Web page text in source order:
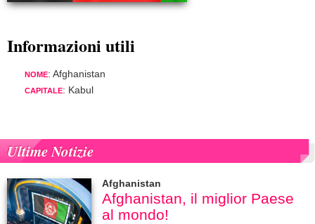
Informazioni utili
NOME: Afghanistan
CAPITALE: Kabul
Ultime Notizie
Afghanistan
Afghanistan, il miglior Paese
al mondo!